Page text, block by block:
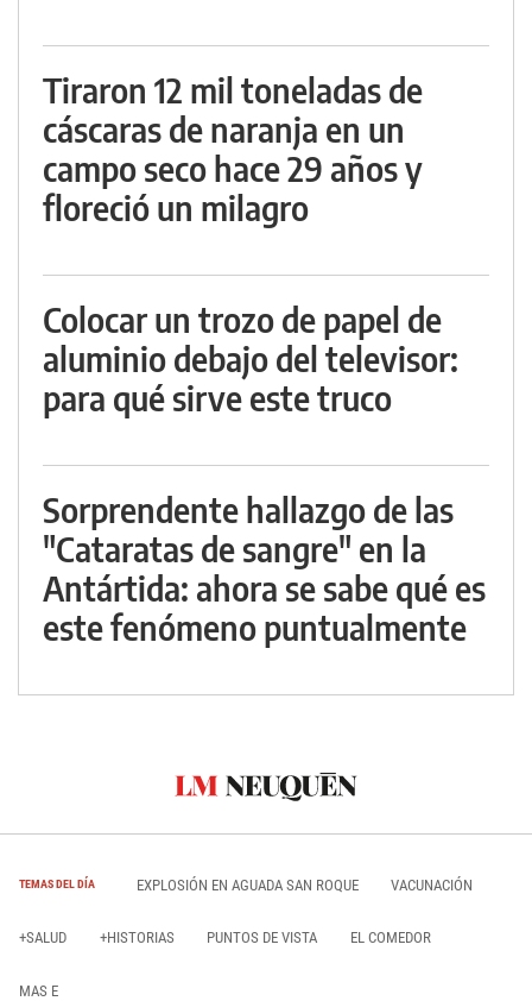
Tiraron 12 mil toneladas de
cáscaras de naranja en un
campo seco hace 29 años y
floreció un milagro
Colocar un trozo de papel de
aluminio debajo del televisor:
para qué sirve este truco
Sorprendente hallazgo de las
"Cataratas de sangre" en la
Antártida: ahora se sabe qué es
este fenómeno puntualmente
TEMAS DEL DÍA EXPLOSIÓN EN AGUADA SAN ROQUE VACUNACIÓN
+SALUD +HISTORIAS PUNTOS DE VISTA EL COMEDOR
MAS E